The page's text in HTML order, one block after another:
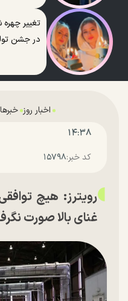
تغییر
در جشن تولد ۲۲ سالگی +
اخبار روز
۱۴:۳۸
کد خبر:۱۵۷۹۸
رویترز: هیچ توافقی
غنای بالا صورت